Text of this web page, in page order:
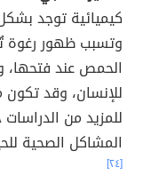
كيميائية توجد
الحمص عند فتحها،
للإنسان، وقد
للمزيد من
المشاكل الصحية
[٢٤]